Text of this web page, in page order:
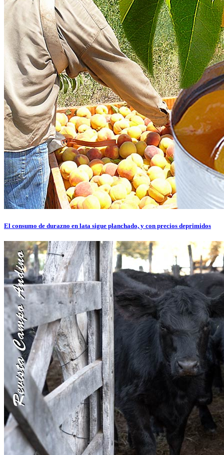
El consumo de durazno en lata sigue planchado, y con precios deprimidos